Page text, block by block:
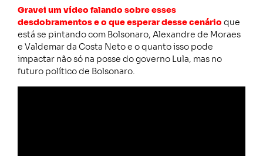
Gravei um vídeo falando sobre esses
desdobramentos e o que esperar desse cenário que
está se pintando com Bolsonaro, Alexandre de Moraes
e Valdemar da Costa Neto e o quanto isso pode
impactar não só na posse do governo Lula, mas no
futuro político de Bolsonaro.